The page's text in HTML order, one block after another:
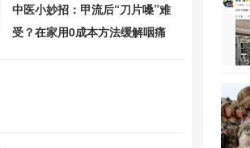
中医小妙招：甲流后“刀片嗓”难
受？在家用0成本方法缓解咽痛